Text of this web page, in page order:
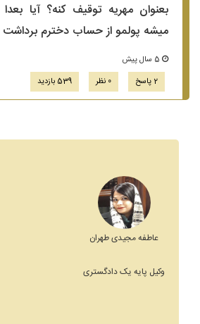
بعنوان مهریه توقیف کنه؟ آیا
میشه پولمو از حساب دخترم برداشت
2 پاسخ
0 نظر 539 بازدید
عاطفه مجیدی طهران
وکیل پایه یک دادگستری